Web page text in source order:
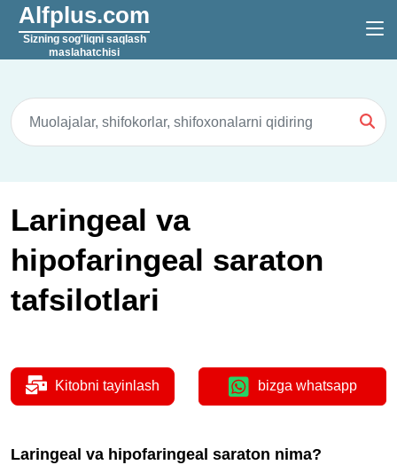
Alfplus.com
Sizning sog'liqni saqlash
maslahatchisi
Laringeal va
hipofaringeal saraton
tafsilotlari
Laringeal va hipofaringeal saraton nima?
Kitobni tayinlash bizga whatsapp